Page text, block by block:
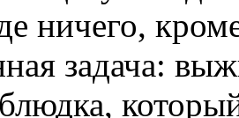
ничего,
задача: